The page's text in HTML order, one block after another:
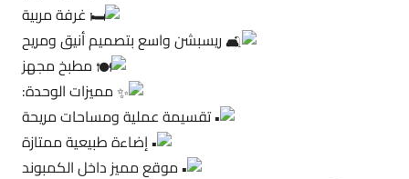
غرفة مربية
ريسبشن واسع بتصميم أنيق ومريح
مطبخ مجهز
مميزات الوحدة:
تقسيمة عملية ومساحات مريحة
إضاءة طبيعية ممتازة
موقع مميز داخل الكمبوند